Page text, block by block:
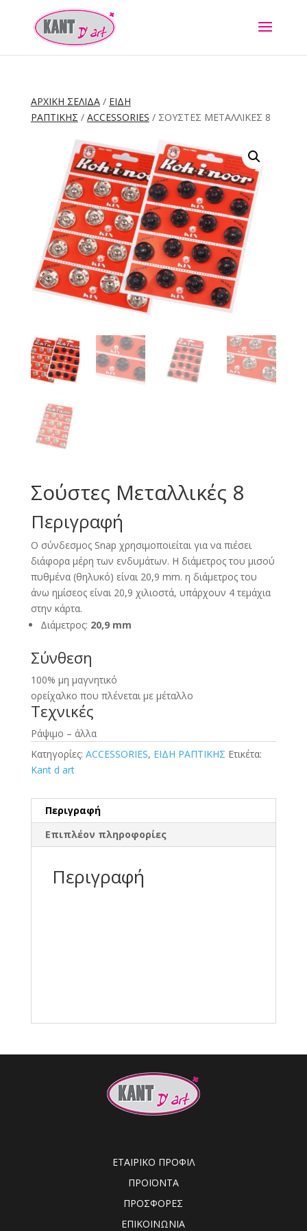
ΑΡΧΙΚΉ ΣΕΛΊΔΑ/ ΕΙΔΗ
ΡΑΠΤΙΚΗΣ / ACCESSORIES / ΣΟΎΣΤΕΣ ΜΕΤΑΛΛΙΚΈΣ 8
Σούστες Μεταλλικές 8
Περιγραφή
Ο σύνδεσμος Snap χρησιμοποιείται για να πιέσει
διάφορα μέρη των ενδυμάτων. Η διάμετρος του μισού
πυθμένα (θηλυκό) είναι 20,9 mm. η διάμετρος του
άνω ημίσεος είναι 20,9 χιλιοστά, υπάρχουν 4 τεμάχια
στην κάρτα.
Διάμετρος: 20,9 mm
Σύνθεση
100% μη μαγνητικό
ορείχαλκο που πλένεται με μέταλλο
Τεχνικές
Ράψιμο – άλλα
Κατηγορίες: ACCESSORIES, ΕΙΔΗ ΡΑΠΤΙΚΗΣ Ετικέτα:
Kant d art
Περιγραφή
Επιπλέον πληροφορίες
Περιγραφή
ΕΤΑΙΡΙΚΟ ΠΡΟΦΙΛ
ΠΡΟΪΟΝΤΑ
ΠΡΟΣΦΟΡΕΣ
ΕΠΙΚΟΙΝΩΝΙΑ